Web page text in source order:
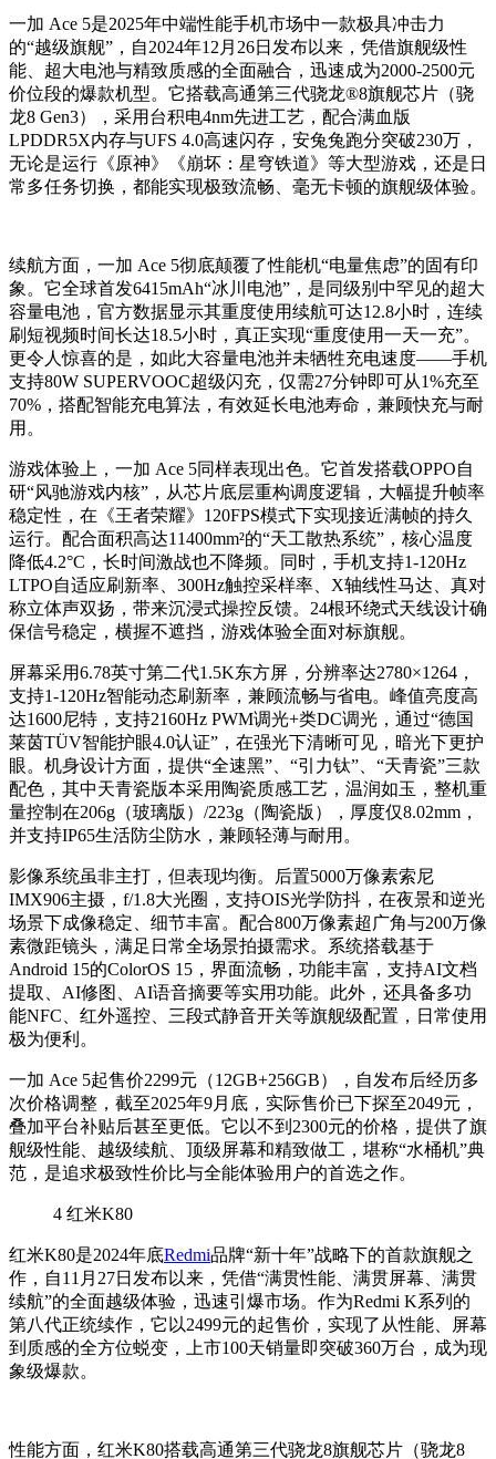
一加 Ace 5是2025年中端性能手机市场中一款极具冲击力
的“越级旗舰”，自2024年12月26日发布以来，凭借旗舰级性
能、超大电池与精致质感的全面融合，迅速成为2000-2500元
价位段的爆款机型。它搭载高通第三代骁龙®8旗舰芯片（骁
龙8 Gen3），采用台积电4nm先进工艺，配合满血版
LPDDR5X内存与UFS 4.0高速闪存，安兔兔跑分突破230万，
无论是运行《原神》《崩坏：星穹铁道》等大型游戏，还是日
常多任务切换，都能实现极致流畅、毫无卡顿的旗舰级体验。
续航方面，一加 Ace 5彻底颠覆了性能机“电量焦虑”的固有印
象。它全球首发6415mAh“冰川电池”，是同级别中罕见的超大
容量电池，官方数据显示其重度使用续航可达12.8小时，连续
刷短视频时间长达18.5小时，真正实现“重度使用一天一充”。
更令人惊喜的是，如此大容量电池并未牺牲充电速度——手机
支持80W SUPERVOOC超级闪充，仅需27分钟即可从1%充至
70%，搭配智能充电算法，有效延长电池寿命，兼顾快充与耐
用。
游戏体验上，一加 Ace 5同样表现出色。它首发搭载OPPO自
研“风驰游戏内核”，从芯片底层重构调度逻辑，大幅提升帧率
稳定性，在《王者荣耀》120FPS模式下实现接近满帧的持久
运行。配合面积高达11400mm²的“天工散热系统”，核心温度
降低4.2°C，长时间激战也不降频。同时，手机支持1-120Hz
LTPO自适应刷新率、300Hz触控采样率、X轴线性马达、真对
称立体声双扬，带来沉浸式操控反馈。24根环绕式天线设计确
保信号稳定，横握不遮挡，游戏体验全面对标旗舰。
屏幕采用6.78英寸第二代1.5K东方屏，分辨率达2780×1264，
支持1-120Hz智能动态刷新率，兼顾流畅与省电。峰值亮度高
达1600尼特，支持2160Hz PWM调光+类DC调光，通过“德国
莱茵TÜV智能护眼4.0认证”，在强光下清晰可见，暗光下更护
眼。机身设计方面，提供“全速黑”、“引力钛”、“天青瓷”三款
配色，其中天青瓷版本采用陶瓷质感工艺，温润如玉，整机重
量控制在206g（玻璃版）/223g（陶瓷版），厚度仅8.02mm，
并支持IP65生活防尘防水，兼顾轻薄与耐用。
影像系统虽非主打，但表现均衡。后置5000万像素索尼
IMX906主摄，f/1.8大光圈，支持OIS光学防抖，在夜景和逆光
场景下成像稳定、细节丰富。配合800万像素超广角与200万像
素微距镜头，满足日常全场景拍摄需求。系统搭载基于
Android 15的ColorOS 15，界面流畅，功能丰富，支持AI文档
提取、AI修图、AI语音摘要等实用功能。此外，还具备多功
能NFC、红外遥控、三段式静音开关等旗舰级配置，日常使用
极为便利。
一加 Ace 5起售价2299元（12GB+256GB），自发布后经历多
次价格调整，截至2025年9月底，实际售价已下探至2049元，
叠加平台补贴后甚至更低。它以不到2300元的价格，提供了旗
舰级性能、越级续航、顶级屏幕和精致做工，堪称“水桶机”典
范，是追求极致性价比与全能体验用户的首选之作。
4 红米K80
红米K80是2024年底Redmi品牌“新十年”战略下的首款旗舰之
作，自11月27日发布以来，凭借“满贯性能、满贯屏幕、满贯
续航”的全面越级体验，迅速引爆市场。作为Redmi K系列的
第八代正统续作，它以2499元的起售价，实现了从性能、屏幕
到质感的全方位蜕变，上市100天销量即突破360万台，成为现
象级爆款。
性能方面，红米K80搭载高通第三代骁龙8旗舰芯片（骁龙8